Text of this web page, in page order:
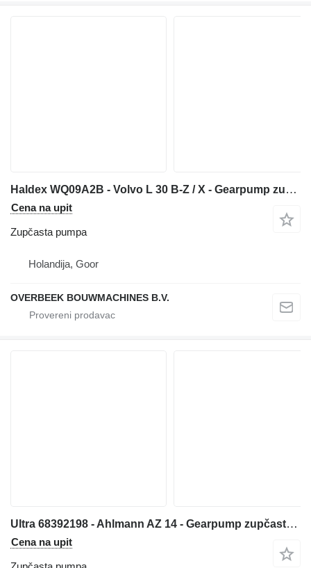
Haldex WQ09A2B - Volvo L 30 B-Z / X - Gearpump zupčasta pumpa za prednjeg utovarivača
Cena na upit
Zupčasta pumpa
Holandija, Goor
OVERBEEK BOUWMACHINES B.V.
Ultra 68392198 - Ahlmann AZ 14 - Gearpump zupčasta pumpa za prednjeg utovarivača
Cena na upit